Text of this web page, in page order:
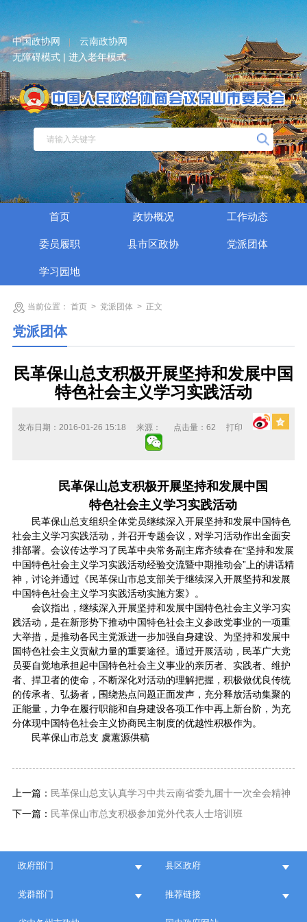
中国政协网
云南政协网
无障碍模式 |
进入老年模式
首页 政协概况 工作动态
委员履职 县市区政协 党派团体
学习园地
当前位置：首页 > 党派团体 > 正文
党派团体
民革保山总支积极开展坚持和发展中国
特色社会主义学习实践活动
发布日期：2016-01-26 15:18 来源： 点击量： 62 打印
民革保山总支积极开展坚持和发展中国
特色社会主义学习实践活动
民革保山总支组织全体党员继续深入开展坚持和发展中国特色
社会主义学习实践活动，并召开专题会议，对学习活动作出全面安
排部署。会议传达学习了民革中央常务副主席齐续春在“坚持和发展
中国特色社会主义学习实践活动经验交流暨中期推动会”上的讲话精
神，讨论并通过《民革保山市总支部关于继续深入开展坚持和发展
中国特色社会主义学习实践活动实施方案》。
会议指出，继续深入开展坚持和发展中国特色社会主义学习实
践活动，是在新形势下推动中国特色社会主义参政党事业的一项重
大举措，是推动各民主党派进一步加强自身建设、为坚持和发展中
国特色社会主义贡献力量的重要途径。通过开展活动，民革广大党
员要自觉地承担起中国特色社会主义事业的亲历者、实践者、维护
者、捍卫者的使命，不断深化对活动的理解把握，积极做优良传统
的传承者、弘扬者，围绕热点问题正面发声，充分释放活动集聚的
正能量，力争在履行职能和自身建设各项工作中再上新台阶，为充
分体现中国特色社会主义协商民主制度的优越性积极作为。
民革保山市总支 虞蕙源供稿
上一篇： 民革保山总支认真学习中共云南省委九届十一次全会精神
下一篇： 民革保山市总支积极参加党外代表人士培训班
政府部门 县区政府
党群部门 推荐链接